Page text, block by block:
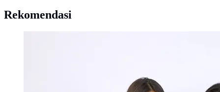
Rekomendasi